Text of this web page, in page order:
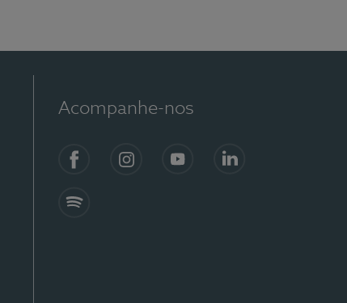
Acompanhe-nos